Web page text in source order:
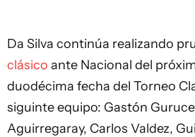
Da Silva continúa realizando
clásico ante Nacional del
duodécima fecha del Torneo
siguinte equipo: Gastón
Aguirregaray, Carlos Valdez,